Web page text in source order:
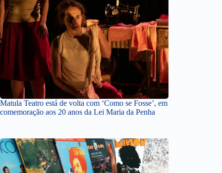
Matula Teatro está de volta com ‘Como se Fosse’, em
comemoração aos 20 anos da Lei Maria da Penha